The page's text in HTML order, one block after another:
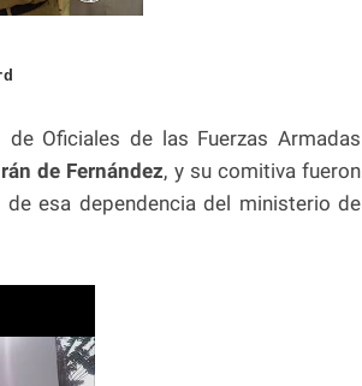
Oficiales de las Fuerzas Armadas
de Fernández, y su comitiva fueron
esa dependencia del ministerio de